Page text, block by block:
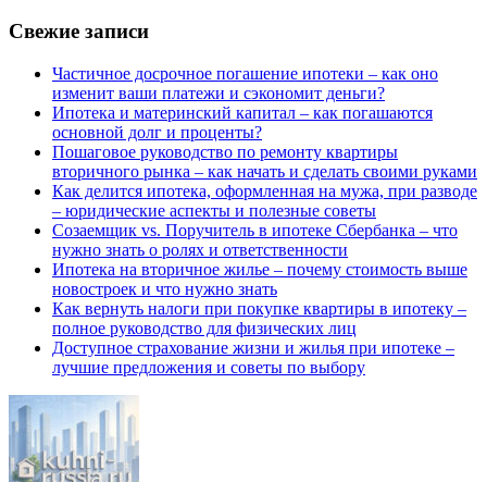
Свежие записи
Частичное досрочное погашение ипотеки – как оно
изменит ваши платежи и сэкономит деньги?
Ипотека и материнский капитал – как погашаются
основной долг и проценты?
Пошаговое руководство по ремонту квартиры
вторичного рынка – как начать и сделать своими руками
Как делится ипотека, оформленная на мужа, при разводе
– юридические аспекты и полезные советы
Созаемщик vs. Поручитель в ипотеке Сбербанка – что
нужно знать о ролях и ответственности
Ипотека на вторичное жилье – почему стоимость выше
новостроек и что нужно знать
Как вернуть налоги при покупке квартиры в ипотеку –
полное руководство для физических лиц
Доступное страхование жизни и жилья при ипотеке –
лучшие предложения и советы по выбору